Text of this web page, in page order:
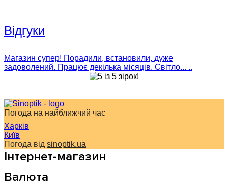
Відгуки
Магазин супер! Порадили, встановили, дуже
задоволений. Працює декілька місяців. Світло... ..
Погода на найближчий час
Харків
Київ
Погода від sinoptik.ua
Інтернет-магазин
Валюта